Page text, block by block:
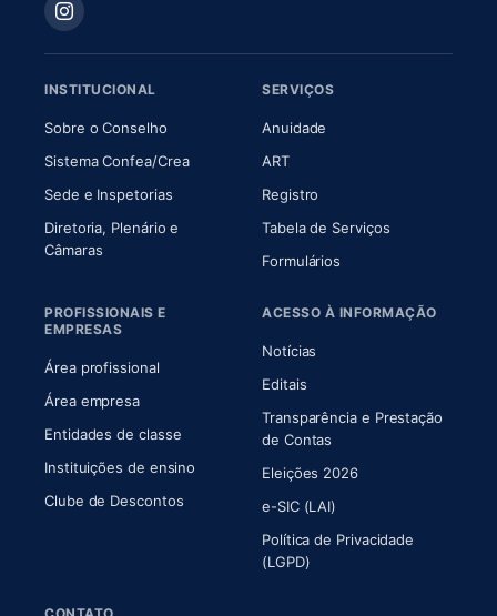
INSTITUCIONAL
Sobre o Conselho(abre em nova aba)
Sistema Confea/Crea(abre em nova aba)
Sede e Inspetorias
Diretoria, Plenário e
Câmaras(abre em nova aba)
SERVIÇOS
Anuidade
ART(abre em nova aba)
Registro
Tabela de Serviços
Formulários
PROFISSIONAIS E
EMPRESAS
Área profissional
Área empresa
Entidades de classe
Instituições de ensino
Clube de Descontos
ACESSO À INFORMAÇÃO
Notícias
Editais
Transparência e Prestação
de Contas
Eleições 2026
e-SIC (LAI)
Política de Privacidade
(LGPD)